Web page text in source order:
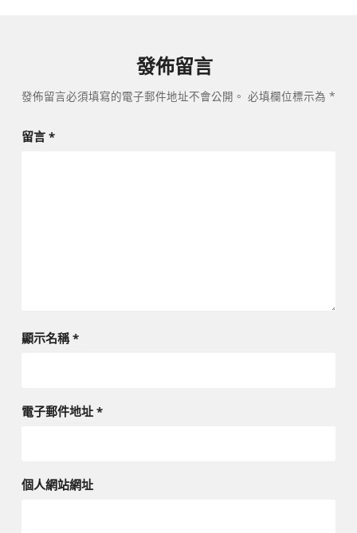
發佈留言
發佈留言必須填寫的電子郵件地址不會公開。 必填欄位標示為 *
留言 *
顯示名稱*
電子郵件地址 *
個人網站網址